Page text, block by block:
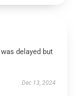
delayed but
Dec 13, 2024